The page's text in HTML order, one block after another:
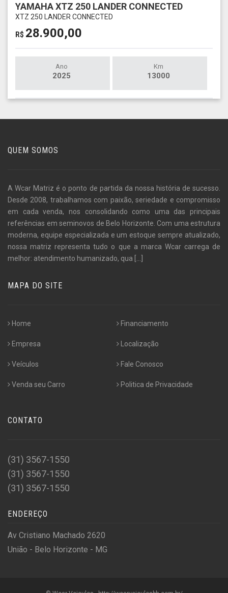
YAMAHA XTZ 250 LANDER CONNECTED
XTZ 250 LANDER CONNECTED
R$ 28.900,00
Ano
2025
Km
13000
QUEM SOMOS
A Wcar Matriz é o ponto de partida da nossa história de sucesso.
Desde 2008, trabalhamos com paixão, seriedade e compromisso
em cada venda, nos consolidando como uma das principais
referências em seminovos de Belo Horizonte. Com uma estrutura
moderna, equipe especializada e um estoque sempre atualizado,
nossa matriz representa tudo o que a marca Wcar carrega de
melhor: atendimento humanizado, qua [...]
MAPA DO SITE
Home
Empresa
Veículos
Venda seu Carro
Financiamento
Localização
Fale Conosco
Politica de Privacidade
CONTATO
(31) 3567-1550
(31) 3567-1550
(31) 3567-1550
ENDEREÇO
Av Cristiano Machado 2620
União - Belo Horizonte - MG